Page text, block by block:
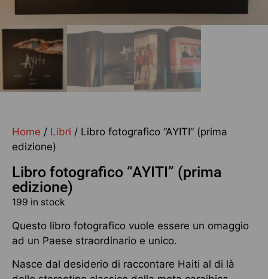
Home / Libri / Libro fotografico “AYITI” (prima
edizione)
Libro fotografico “AYITI” (prima
edizione)
199 in stock
Questo libro fotografico vuole essere un omaggio
ad un Paese straordinario e unico.
Nasce dal desiderio di raccontare Haiti al di là